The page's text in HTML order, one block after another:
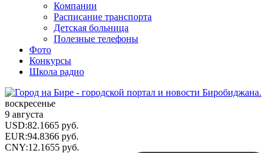
Компании
Расписание транспорта
Детская больница
Полезные телефоны
Фото
Конкурсы
Школа радио
воскресенье
9 августа
USD:82.1665 руб.
EUR:94.8366 руб.
CNY:12.1655 руб.